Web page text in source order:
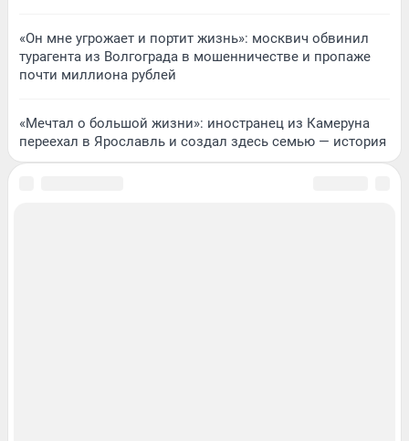
«Он мне угрожает и портит жизнь»: москвич обвинил
турагента из Волгограда в мошенничестве и пропаже
почти миллиона рублей
«Мечтал о большой жизни»: иностранец из Камеруна
переехал в Ярославль и создал здесь семью — история